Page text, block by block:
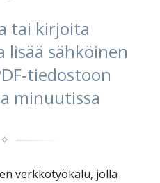
tai kirjoita
lisää sähköinen
minuutissa
✧
verkkotyökalu, jolla